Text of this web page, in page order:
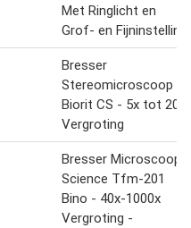
Met Ringlicht en
Grof- en Fijninstelling
Bresser
Stereomicroscoop -
Biorit CS - 5x tot 20x
Vergroting
Bresser Microscoop -
Science Tfm-201
Bino - 40x-1000x
Vergroting -